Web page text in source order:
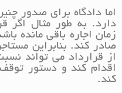
اما دادگاه برای صدور
دارد. به طور مثال اگر
زمان اجاره باقی مانده
صادر کند. بنابراین
از قرارداد می تواند
اقدام کند و دستور
کند.